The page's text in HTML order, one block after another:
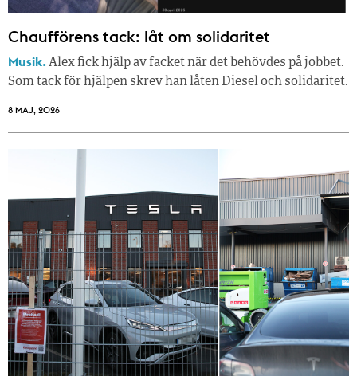
Chaufförens tack: låt om solidaritet
Musik.Alex fick hjälp av facket när det behövdes på jobbet.
Som tack för hjälpen skrev han låten Diesel och solidaritet.
8 MAJ, 2026